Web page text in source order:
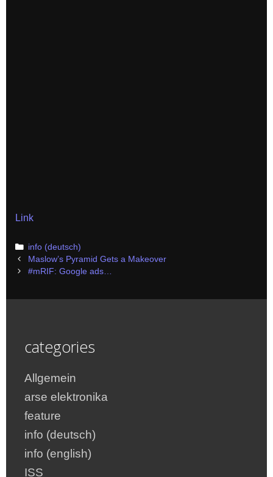
Link
Categories
info (deutsch)
Post
navigation
Maslow’s Pyramid Gets a Makeover
#mRIF: Google ads…
categories
Allgemein
arse elektronika
feature
info (deutsch)
info (english)
ISS